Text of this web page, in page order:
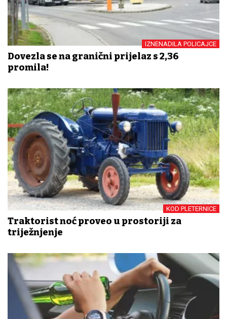
IZNENADILA POLICAJCE
Dovezla se na granični prijelaz s 2,36
promila!
KOD PLETERNICE
Traktorist noć proveo u prostoriji za
triježnjenje